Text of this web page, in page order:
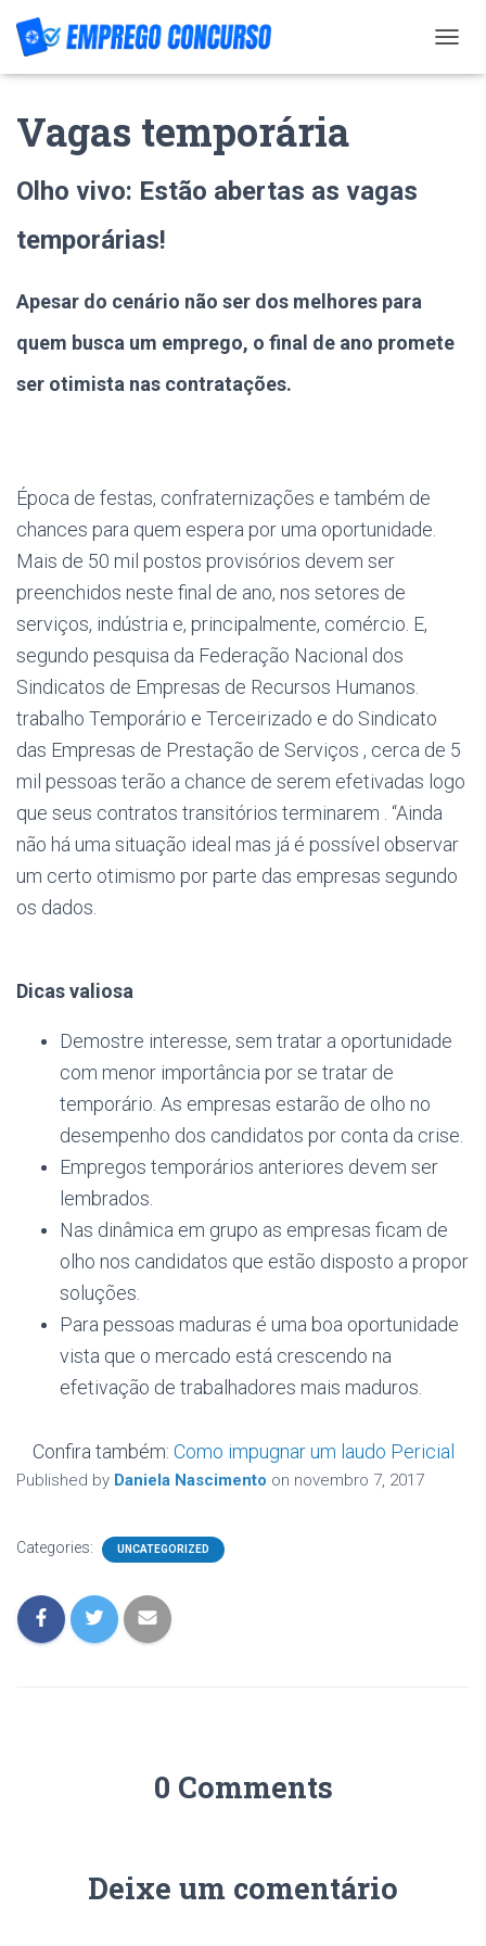
O
O
Vagas temporária
Olho vivo: Estão abertas as vagas
temporárias!
Apesar do cenário não ser dos melhores para
quem busca um emprego, o final de ano promete
ser otimista nas contratações.
Época de festas, confraternizações e também de
chances para quem espera por uma oportunidade.
Mais de 50 mil postos provisórios devem ser
preenchidos neste final de ano, nos setores de
serviços, indústria e, principalmente, comércio. E,
segundo pesquisa da Federação Nacional dos
Sindicatos de Empresas de Recursos Humanos.
trabalho Temporário e Terceirizado e do Sindicato
das Empresas de Prestação de Serviços , cerca de 5
mil pessoas terão a chance de serem efetivadas logo
que seus contratos transitórios terminarem . “Ainda
não há uma situação ideal mas já é possível observar
um certo otimismo por parte das empresas segundo
os dados.
Dicas valiosa
Demostre interesse, sem tratar a oportunidade
com menor importância por se tratar de
temporário. As empresas estarão de olho no
desempenho dos candidatos por conta da crise.
Empregos temporários anteriores devem ser
lembrados.
Nas dinâmica em grupo as empresas ficam de
olho nos candidatos que estão disposto a propor
soluções.
Para pessoas maduras é uma boa oportunidade
vista que o mercado está crescendo na
efetivação de trabalhadores mais maduros.
Confira também: Como impugnar um laudo Pericial
Published by Daniela Nascimento on novembro 7, 2017
Categories: UNCATEGORIZED
0 Comments
Deixe um comentário